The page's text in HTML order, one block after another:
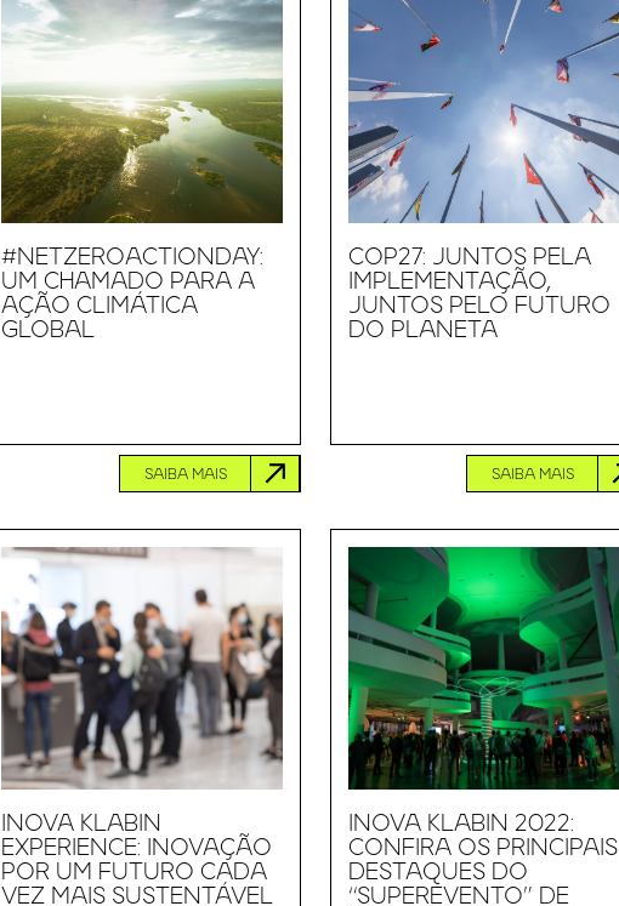
#NETZEROACTIONDAY:
UM CHAMADO PARA A
AÇÃO CLIMÁTICA
GLOBAL
SAIBA MAIS
COP27: JUNTOS PELA
IMPLEMENTAÇÃO,
JUNTOS PELO FUTURO
DO PLANETA
SAIBA MAIS
INOVA KLABIN
EXPERIENCE: INOVAÇÃO
POR UM FUTURO CADA
VEZ MAIS SUSTENTÁVEL
INOVA KLABIN 2022:
CONFIRA OS PRINCIPAIS
DESTAQUES DO
“SUPEREVENTO” DE